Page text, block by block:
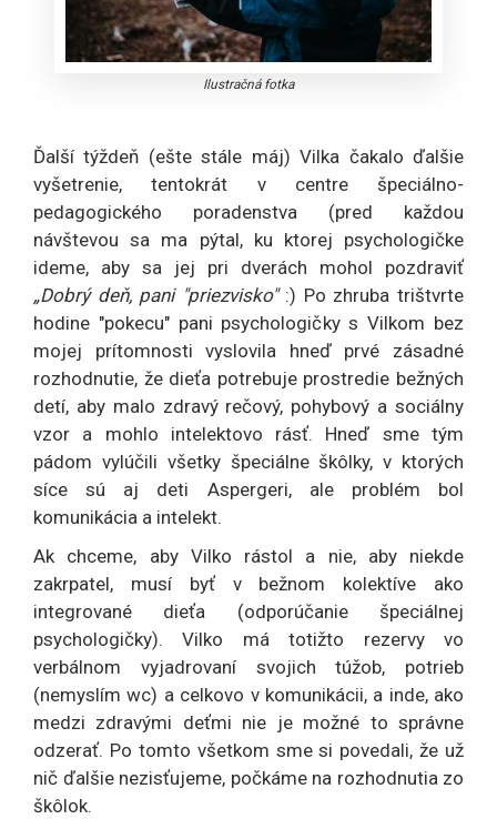
Ilustračná fotka
Ďalší týždeň (ešte stále máj) Vilka čakalo ďalšie
vyšetrenie, tentokrát v centre špeciálno-
pedagogického poradenstva (pred každou
návštevou sa ma pýtal, ku ktorej psychologičke
ideme, aby sa jej pri dverách mohol pozdraviť
„Dobrý deň, pani "priezvisko":) Po zhruba trištvrte
hodine "pokecu" pani psychologičky s Vilkom bez
mojej prítomnosti vyslovila hneď prvé zásadné
rozhodnutie, že dieťa potrebuje prostredie bežných
detí, aby malo zdravý rečový, pohybový a sociálny
vzor a mohlo intelektovo rásť. Hneď sme tým
pádom vylúčili všetky špeciálne škôlky, v ktorých
síce sú aj deti Aspergeri, ale problém bol
komunikácia a intelekt.
Ak chceme, aby Vilko rástol a nie, aby niekde
zakrpatel, musí byť v bežnom kolektíve ako
integrované dieťa (odporúčanie špeciálnej
psychologičky). Vilko má totižto rezervy vo
verbálnom vyjadrovaní svojich túžob, potrieb
(nemyslím wc) a celkovo v komunikácii, a inde, ako
medzi zdravými deťmi nie je možné to správne
odzerať. Po tomto všetkom sme si povedali, že už
nič ďalšie nezisťujeme, počkáme na rozhodnutia zo
škôlok.